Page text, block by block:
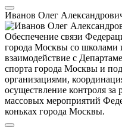
Иванов Олег
Обеспечение связи
города Москвы со
взаимодействие с
спорта города Москвы и
организациями,
осуществление контроля за
массовых мероприятий
коньках города Москвы.